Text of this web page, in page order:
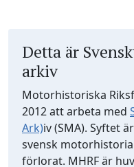
Detta är
arkiv
Motorhistoriska
2012 att arbeta med
Ark)iv (SMA). Syftet
svensk
förlorat. MHRF är